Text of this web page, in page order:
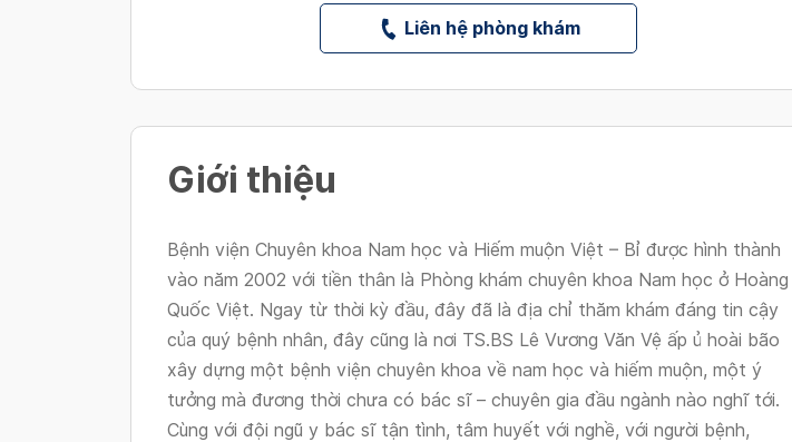
Liên hệ phòng khám
Giới thiệu
Bệnh viện Chuyên khoa Nam học và Hiếm muộn Việt – Bỉ được hình thành
vào năm 2002 với tiền thân là Phòng khám chuyên khoa Nam học ở Hoàng
Quốc Việt. Ngay từ thời kỳ đầu, đây đã là địa chỉ thăm khám đáng tin cậy
của quý bệnh nhân, đây cũng là nơi TS.BS Lê Vương Văn Vệ ấp ủ hoài bão
xây dựng một bệnh viện chuyên khoa về nam học và hiếm muộn, một ý
tưởng mà đương thời chưa có bác sĩ – chuyên gia đầu ngành nào nghĩ tới.
Cùng với đội ngũ y bác sĩ tận tình, tâm huyết với nghề, với người bệnh,